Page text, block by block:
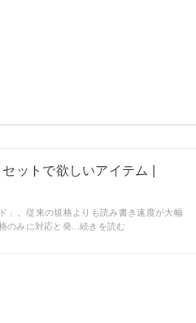
ットで欲しいアイテム |
」。従来の規格よりも読み書き速度が大幅
のみに対応と発...続きを読む